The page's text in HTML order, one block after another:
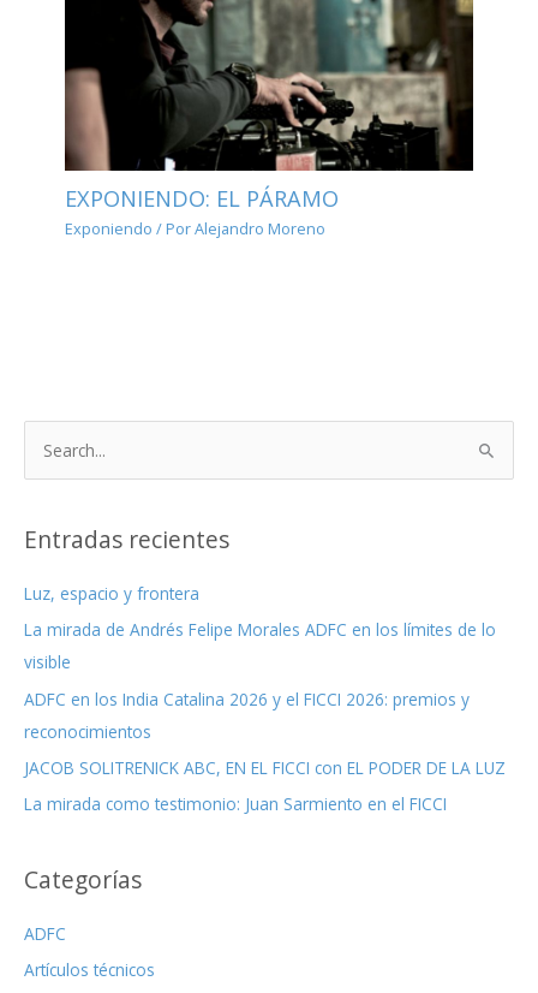
EXPONIENDO: EL PÁRAMO
Exponiendo / PorAlejandro Moreno
c
r
p
o
r
:
Entradas recientes
Luz, espacio y frontera
La mirada de Andrés Felipe Morales ADFC en los límites de lo
visible
ADFC en los India Catalina 2026 y el FICCI 2026: premios y
reconocimientos
JACOB SOLITRENICK ABC, EN EL FICCI con EL PODER DE LA LUZ
La mirada como testimonio: Juan Sarmiento en el FICCI
Categorías
ADFC
Artículos técnicos